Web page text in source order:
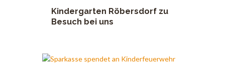
Kindergarten Röbersdorf zu
Besuch bei uns